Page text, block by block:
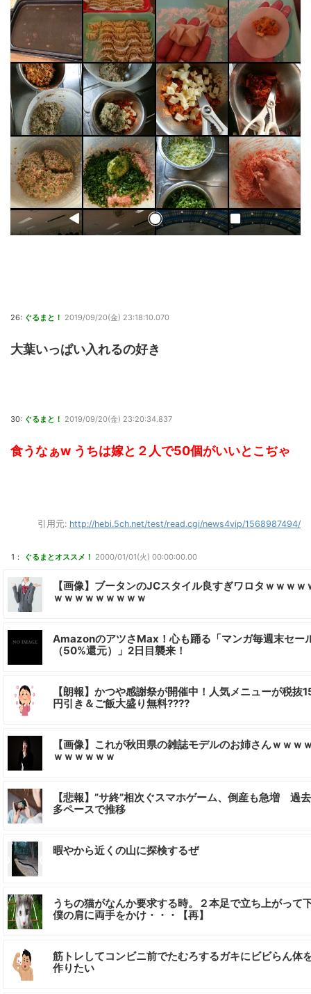
26: ぐるまと！ 2019/09/20(金) 23:18:10.070
大葉いっぱい入れるの好き
30: ぐるまと！ 2019/09/20(金) 23:20:34.837
食うなぁw うちは嫁と２人で50個がいいとこぢゃ
引用元: http://hebi.5ch.net/test/read.cgi/news4vip/1568987494/
1： ぐるまとオススメ！ 2000/01/01(火) 00:00:00.00
【画像】ブータンのJCスタイル良すぎワロタｗｗｗｗ
ｗｗｗｗｗｗｗｗｗ
AmazonのアツさMax！心も踊る「マンガ毎週末セー
（50%還元）」2日目襲来！
【朗報】かつや感謝祭が開催中！人気メニューが税抜
円引き＆ご飯大盛り無料????
【画像】これが秋田県の雑誌モデルのお姉さんｗｗｗ
ｗｗｗｗｗｗ
【悲報】”サ終”相次ぐスマホゲーム、倒産も急増 過
多ペースで推移
暇やから近くの山に探検するぜ
うちの猫がなんか要求する時。２本足で立ち上がって
僕の肩に両手をかけ・・・【再】
筋トレしてコンビニ前でたむろするガキにビビらん体
作りたい